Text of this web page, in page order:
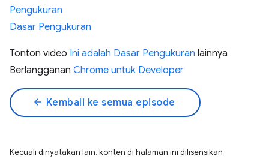
Pengukuran
Dasar Pengukuran
Tonton video Ini adalah Dasar Pengukuran lainnya
Berlangganan Chrome untuk Developer
arrow_back Kembali ke semua episode
Kecuali dinyatakan lain, konten di halaman ini dilisensikan